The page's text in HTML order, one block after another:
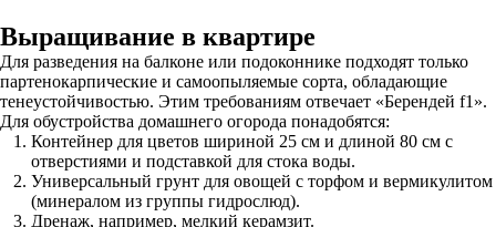
Выращивание в квартире
Для разведения на балконе или подоконнике подходят только
партенокарпические и самоопыляемые сорта, обладающие
тенеустойчивостью. Этим требованиям отвечает «Берендей f1».
Для обустройства домашнего огорода понадобятся:
Контейнер для цветов шириной 25 см и длиной 80 см с
отверстиями и подставкой для стока воды.
Универсальный грунт для овощей с торфом и вермикулитом
(минералом из группы гидрослюд).
Дренаж, например, мелкий керамзит.